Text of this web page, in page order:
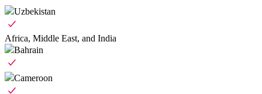
Uzbekistan
Africa, Middle East, and India
Bahrain
Cameroon